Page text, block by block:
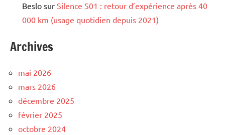
Beslo sur Silence S01 : retour d’expérience après 40
000 km (usage quotidien depuis 2021)
Archives
mai 2026
mars 2026
décembre 2025
février 2025
octobre 2024